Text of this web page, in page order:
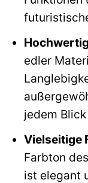
edler
jedem
Vielseitige
Farbton
ist elegant